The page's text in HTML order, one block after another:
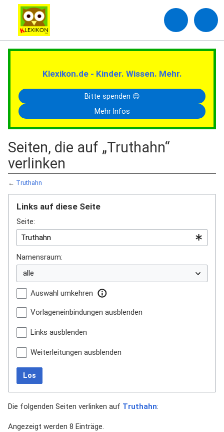
Klexikon.de - Kinder. Wissen. Mehr.
Bitte spenden 😊
Mehr Infos
Seiten, die auf „Truthahn“
verlinken
← Truthahn
Links auf diese Seite
Seite:
Namensraum:
Auswahl umkehren
Vorlageneinbindungen ausblenden
Links ausblenden
Weiterleitungen ausblenden
Los
Die folgenden Seiten verlinken auf Truthahn:
Angezeigt werden 8 Einträge.